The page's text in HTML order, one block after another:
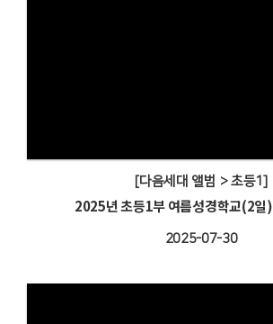
[다음세대 앨범 > 초등1]
2025년 초등1부 여름성경학교(2일)
2025-07-30